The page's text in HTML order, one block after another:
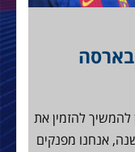
בארסה
2017 נגמר! ניתן להמשיך להזמין את
שנה, אנחנו מפנקים